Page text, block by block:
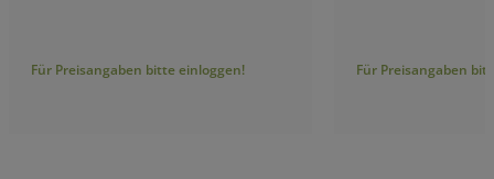
Für Preisangaben bitte einloggen! Für Preisangaben